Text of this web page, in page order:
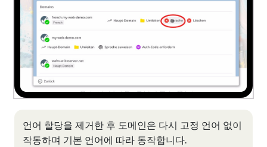
언어 할당을 제거한 후 도메인은 다시 고정 언어 없이
작동하며 기본 언어에 따라 동작합니다.